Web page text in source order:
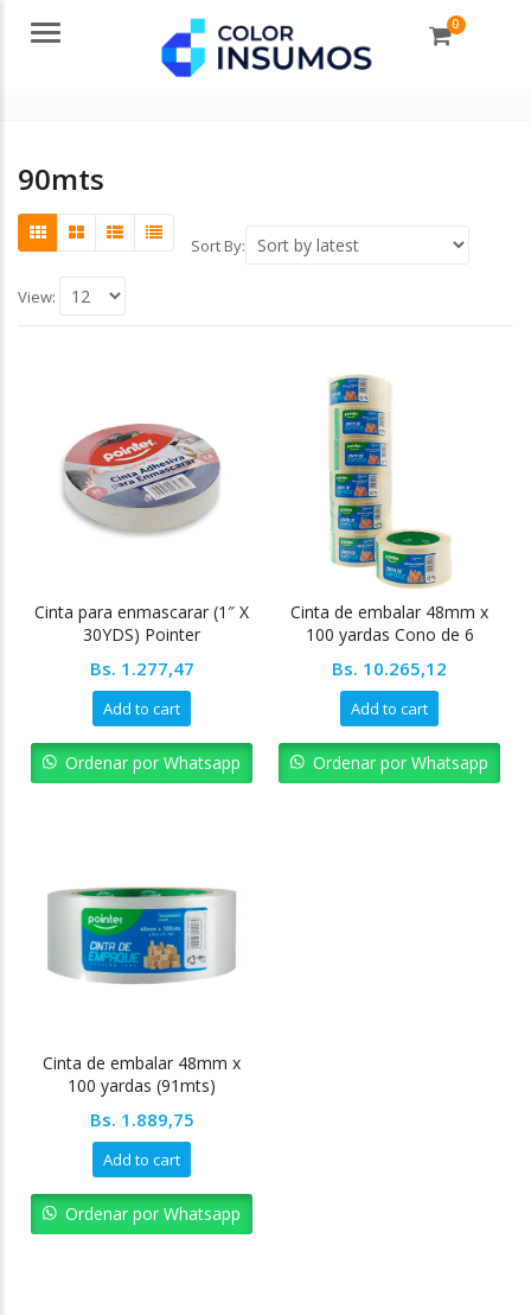
Menu 0
90mts
Sort By:
View:
Cinta para enmascarar (1″ X
30YDS) Pointer
Bs. 1.277,47
Add to cart
Ordenar por Whatsapp
Cinta de embalar 48mm x
100 yardas Cono de 6
Bs. 10.265,12
Add to cart
Ordenar por Whatsapp
Cinta de embalar 48mm x
100 yardas (91mts)
Bs. 1.889,75
Add to cart
Ordenar por Whatsapp